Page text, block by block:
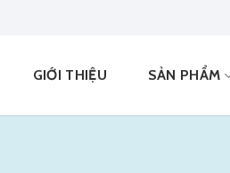
GIỚI THIỆU SẢN PHẨM